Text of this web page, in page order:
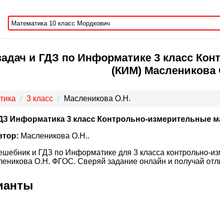
и ГДЗ по Информатике 3 класс
(КИМ) Масленикова
3 класс Масленикова О.Н.
Информатика 3 класс Контрольно-измерительные
Масленикова О.Н..
и ГДЗ по Информатике для 3 класса контрольно-
О.Н. ФГОС. Сверяй задание онлайн и получай